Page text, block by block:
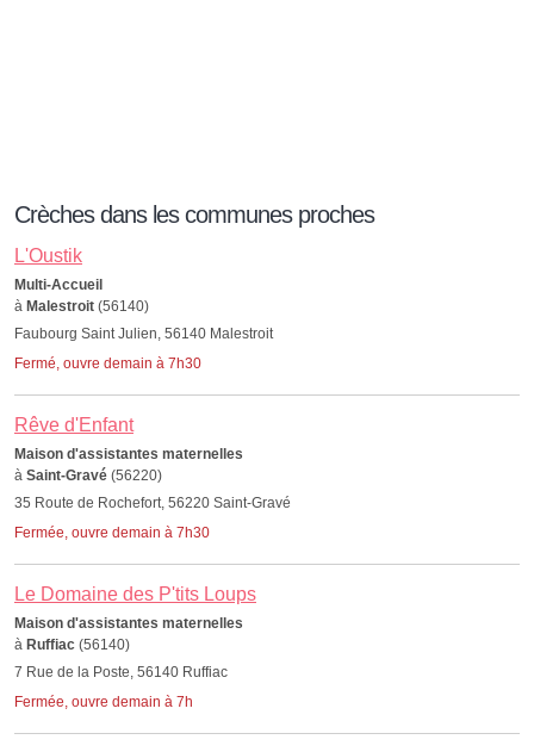
Crèches dans les communes proches
L'Oustik
Multi-Accueil
à Malestroit (56140)
Faubourg Saint Julien, 56140 Malestroit
Fermé, ouvre demain à 7h30
Rêve d'Enfant
Maison d'assistantes maternelles
à Saint-Gravé (56220)
35 Route de Rochefort, 56220 Saint-Gravé
Fermée, ouvre demain à 7h30
Le Domaine des P'tits Loups
Maison d'assistantes maternelles
à Ruffiac (56140)
7 Rue de la Poste, 56140 Ruffiac
Fermée, ouvre demain à 7h